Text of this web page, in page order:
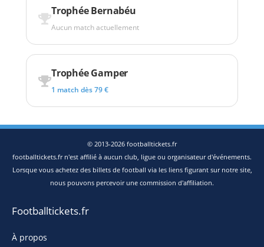
Trophée Bernabéu
Aucun match actuellement
Trophée Gamper
1 match dès 79 €
© 2013-2026 footballtickets.fr
footballtickets.fr n'est affilié à aucun club, ligue ou organisateur d'événements.
Lorsque vous achetez des billets de football via les liens figurant sur notre site,
nous pouvons percevoir une commission d'affiliation.
Footballtickets.fr
À propos